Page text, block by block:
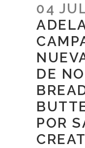
04
DE
POR